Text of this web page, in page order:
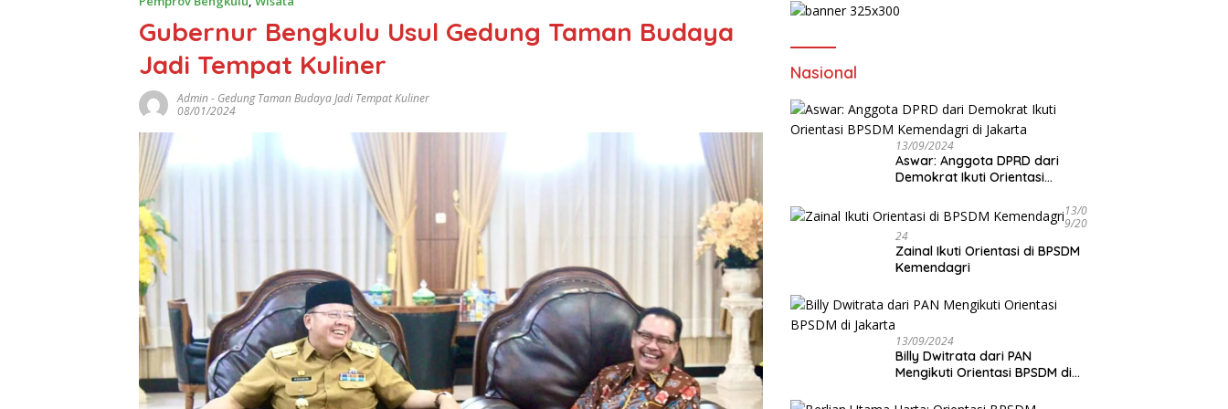
Gubernur Bengkulu Usul Gedung Taman Budaya
Jadi Tempat Kuliner
Admin- Gedung Taman Budaya Jadi Tempat Kuliner
08/01/2024
Nasional
13/09/2024
Aswar: Anggota DPRD dari
Demokrat Ikuti Orientasi
13/0
9/20
24
Zainal Ikuti Orientasi di BPSDM
Kemendagri
13/09/2024
Billy Dwitrata dari PAN
Mengikuti Orientasi BPSDM di